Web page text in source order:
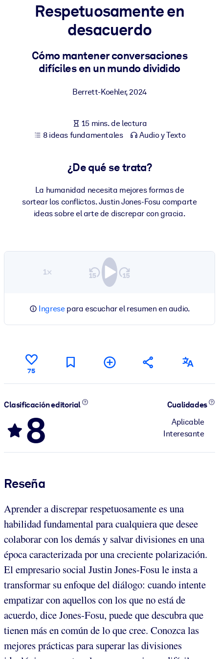
Para LMS/LXP
Integre conocimientos verificados y breves en su LMS/LXP para
obtener mejores resultados de aprendizaje.
Enriquezca su biblioteca corporativa con conocimientos
Para sistemas de IA
Alimente sus sistemas de IA con conocimientos fiables y
Respetuosamente en
desacuerdo
Cómo mantener conversaciones
difíciles en un mundo dividido
Berrett-Koehler,2024
15 mins. de lectura
8 ideas fundamentales
Audio y Texto
¿De qué se trata?
La humanidad necesita mejores formas de
sortear los conflictos. Justin Jones-Fosu comparte
ideas sobre el arte de discrepar con gracia.
1×
Ingresepara escuchar el resumen en audio.
75
Clasificación editorial
8
Cualidades
Aplicable
Interesante
Reseña
Aprender a discrepar respetuosamente es una
habilidad fundamental para cualquiera que desee
colaborar con los demás y salvar divisiones en una
época caracterizada por una creciente polarización.
El empresario social Justin Jones-Fosu le insta a
transformar su enfoque del diálogo: cuando intente
empatizar con aquellos con los que no está de
acuerdo, dice Jones-Fosu, puede que descubra que
tienen más en común de lo que cree. Conozca las
mejores prácticas para superar las divisiones